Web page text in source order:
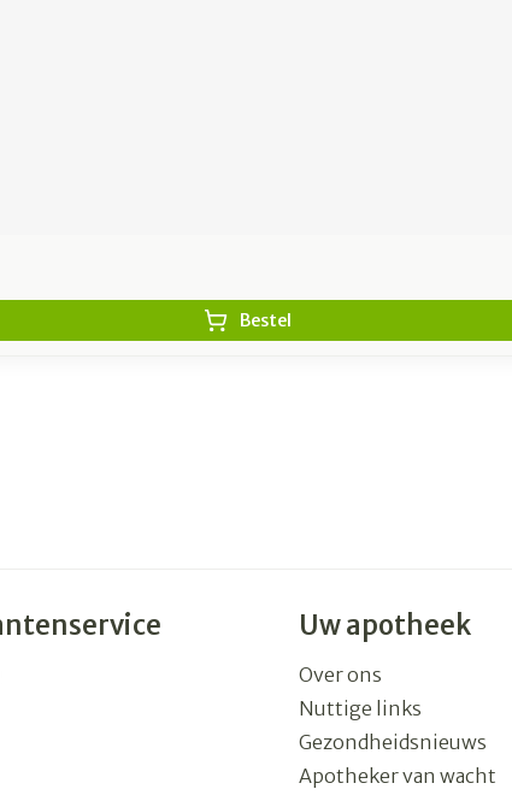
Bestel
Uw apotheek
Over ons
Nuttige links
Gezondheidsnieuws
Apotheker van wacht